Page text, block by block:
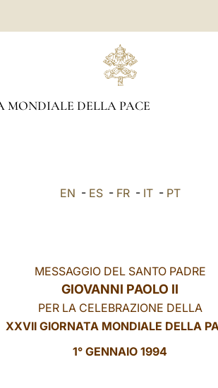
MONDIALE DELLA PACE
EN - ES- FR- IT- PT
MESSAGGIO DEL SANTO PADRE
GIOVANNI PAOLO II
PER LA CELEBRAZIONE DELLA
XXVII GIORNATA MONDIALE DELLA
1° GENNAIO 1994